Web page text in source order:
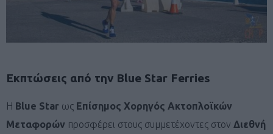
Εκπτώσεις από την Blue Star Ferries
H Blue Star ως Επίσημος Χορηγός Ακτοπλοϊκών
Μεταφορών προσφέρει στους συμμετέχοντες στον Διεθνή